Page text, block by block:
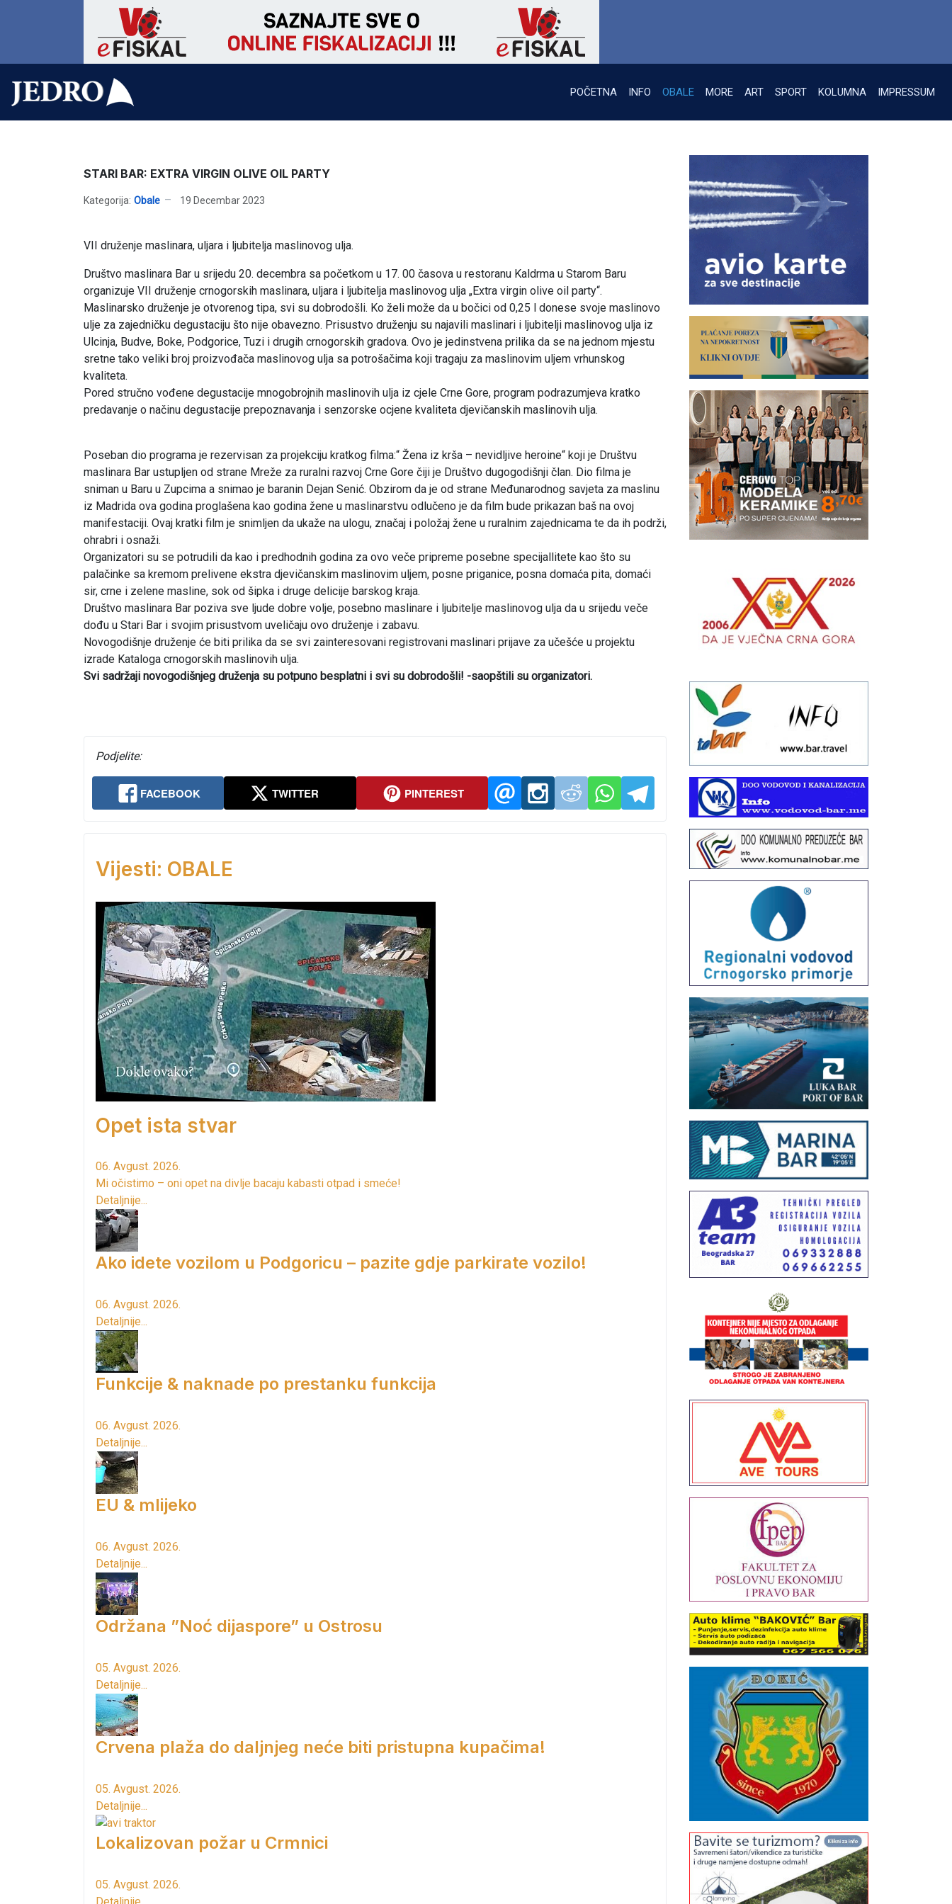
POČETNA INFO OBALE MORE ART SPORT KOLUMNA IMPRESSUM
STARI BAR: EXTRA VIRGIN OLIVE OIL PARTY
Kategorija: Obale 19 Decembar 2023
VII druženje maslinara, uljara i ljubitelja maslinovog ulja.
Društvo maslinara Bar u srijedu 20. decembra sa početkom u 17. 00 časova u restoranu Kaldrma u Starom Baru
organizuje VII druženje crnogorskih maslinara, uljara i ljubitelja maslinovog ulja „Extra virgin olive oil party“.
Maslinarsko druženje je otvorenog tipa, svi su dobrodošli. Ko želi može da u bočici od 0,25 l donese svoje maslinovo
ulje za zajedničku degustaciju što nije obavezno. Prisustvo druženju su najavili maslinari i ljubitelji maslinovog ulja iz
Ulcinja, Budve, Boke, Podgorice, Tuzi i drugih crnogorskih gradova. Ovo je jedinstvena prilika da se na jednom mjestu
sretne tako veliki broj proizvođača maslinovog ulja sa potrošačima koji tragaju za maslinovim uljem vrhunskog
kvaliteta.
Pored stručno vođene degustacije mnogobrojnih maslinovih ulja iz cjele Crne Gore, program podrazumjeva kratko
predavanje o načinu degustacije prepoznavanja i senzorske ocjene kvaliteta djevičanskih maslinovih ulja.
Poseban dio programa je rezervisan za projekciju kratkog filma:“ Žena iz krša – nevidljive heroine“ koji je Društvu
maslinara Bar ustupljen od strane Mreže za ruralni razvoj Crne Gore čiji je Društvo dugogodišnji član. Dio filma je
sniman u Baru u Zupcima a snimao je baranin Dejan Senić. Obzirom da je od strane Međunarodnog savjeta za maslinu
iz Madrida ova godina proglašena kao godina žene u maslinarstvu odlučeno je da film bude prikazan baš na ovoj
manifestaciji. Ovaj kratki film je snimljen da ukaže na ulogu, značaj i položaj žene u ruralnim zajednicama te da ih podrži,
ohrabri i osnaži.
Organizatori su se potrudili da kao i predhodnih godina za ovo veče pripreme posebne specijallitete kao što su
palačinke sa kremom prelivene ekstra djevičanskim maslinovim uljem, posne priganice, posna domaća pita, domaći
sir, crne i zelene masline, sok od šipka i druge delicije barskog kraja.
Društvo maslinara Bar poziva sve ljude dobre volje, posebno maslinare i ljubitelje maslinovog ulja da u srijedu veče
dođu u Stari Bar i svojim prisustvom uveličaju ovo druženje i zabavu.
Novogodišnje druženje će biti prilika da se svi zainteresovani registrovani maslinari prijave za učešće u projektu
izrade Kataloga crnogorskih maslinovih ulja.
Svi sadržaji novogodišnjeg druženja su potpuno besplatni i svi su dobrodošli! -saopštili su organizatori.
Podjelite:
FACEBOOK TWITTER PINTEREST
Vijesti: OBALE
Opet ista stvar
06. Avgust. 2026.
Mi očistimo – oni opet na divlje bacaju kabasti otpad i smeće!
Detaljnije...
Ako idete vozilom u Podgoricu – pazite gdje parkirate vozilo!
06. Avgust. 2026.
Detaljnije...
Funkcije & naknade po prestanku funkcija
06. Avgust. 2026.
Detaljnije...
EU & mlijeko
06. Avgust. 2026.
Detaljnije...
Održana ”Noć dijaspore” u Ostrosu
05. Avgust. 2026.
Detaljnije...
Crvena plaža do daljnjeg neće biti pristupna kupačima!
05. Avgust. 2026.
Detaljnije...
Lokalizovan požar u Crmnici
05. Avgust. 2026.